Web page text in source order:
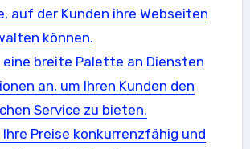
auf der Kunden ihre Webseiten
können.
eine breite Palette an Diensten
an, um Ihren Kunden den
Service zu bieten.
Ihre Preise konkurrenzfähig und